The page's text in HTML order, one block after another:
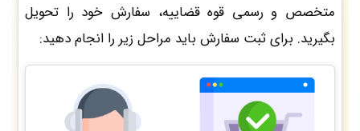
متخصص و رسمی قوه قضاییه، سفارش خود را تحویل
بگیرید. برای ثبت سفارش باید مراحل زیر را انجام دهید: